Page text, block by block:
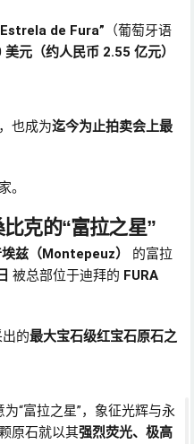
de Fura” （葡萄牙语
元（约人民币 2.55 亿元）
，也成为迄今为止拍卖会上最
。
克的“富拉之星”
兹（Montepeuz）
的富拉
被总部位于迪拜的 FURA
的最大宝石级红宝石原石之
“富拉之星”，象征光辉与永
原石就以其强烈荧光、极高